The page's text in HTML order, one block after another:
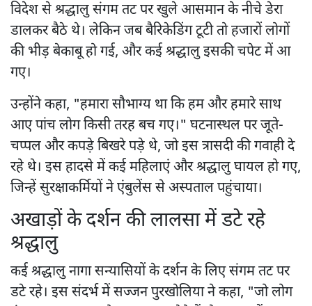
विदेश से श्रद्धालु संगम तट पर खुले आसमान के नीचे डेरा
डालकर बैठे थे। लेकिन जब बैरिकेडिंग टूटी तो हजारों लोगों
की भीड़ बेकाबू हो गई, और कई श्रद्धालु इसकी चपेट में आ
गए।
उन्होंने कहा, "हमारा सौभाग्य था कि हम और हमारे साथ
आए पांच लोग किसी तरह बच गए।" घटनास्थल पर जूते-
चप्पल और कपड़े बिखरे पड़े थे, जो इस त्रासदी की गवाही दे
रहे थे। इस हादसे में कई महिलाएं और श्रद्धालु घायल हो गए,
जिन्हें सुरक्षाकर्मियों ने एंबुलेंस से अस्पताल पहुंचाया।
अखाड़ों के दर्शन की लालसा में डटे रहे
श्रद्धालु
कई श्रद्धालु नागा सन्यासियों के दर्शन के लिए संगम तट पर
डटे रहे। इस संदर्भ में सज्जन पुरखोलिया ने कहा, "जो लोग